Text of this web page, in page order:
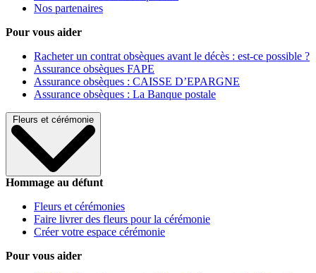
Nos partenaires
Pour vous aider
Racheter un contrat obsèques avant le décès : est-ce possible ?
Assurance obsèques FAPE
Assurance obsèques : CAISSE D’EPARGNE
Assurance obsèques : La Banque postale
Fleurs et cérémonie
Hommage au défunt
Fleurs et cérémonies
Faire livrer des fleurs pour la cérémonie
Créer votre espace cérémonie
Pour vous aider